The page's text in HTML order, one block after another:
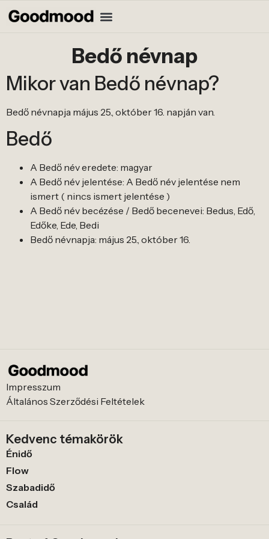
Bedő névnap
Mikor van Bedő névnap?
Bedő névnapja május 25., október 16. napján van.
Bedő
A Bedő név eredete: magyar
A Bedő név jelentése: A Bedő név jelentése nem
ismert ( nincs ismert jelentése )
A Bedő név becézése / Bedő becenevei: Bedus, Edő,
Edőke, Ede, Bedi
Bedő névnapja: május 25., október 16.
Impresszum
Általános Szerződési Feltételek
Kedvenc témakörök
Énidő
Flow
Szabadidő
Család